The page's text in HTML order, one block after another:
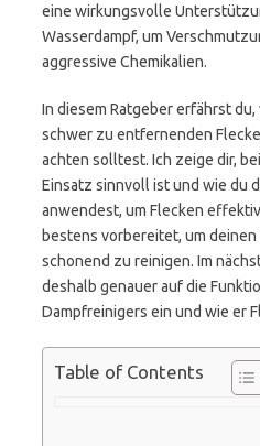
eine wirkungsvolle
Wasserdampf, um
aggressive Chemikalien.
In diesem Ratgeber erfährst
schwer zu entfernenden
achten solltest. Ich zeige dir,
Einsatz sinnvoll ist und wie du
anwendest, um Flecken
bestens vorbereitet, um
schonend zu reinigen. Im
deshalb genauer auf die
Dampfreinigers ein und wie er
Table of Contents